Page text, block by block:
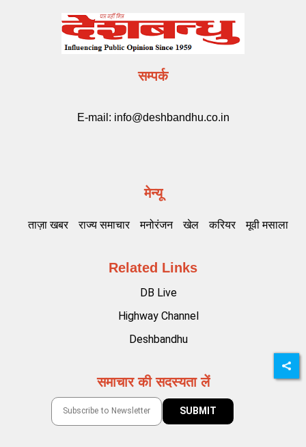
सम्पर्क
E-mail: info@deshbandhu.co.in
मेन्यू
ताज़ा खबर राज्य समाचार मनोरंजन खेल करियर मूवी मसाला
Related Links
DB Live
Highway Channel
Deshbandhu
समाचार की सदस्यता लें